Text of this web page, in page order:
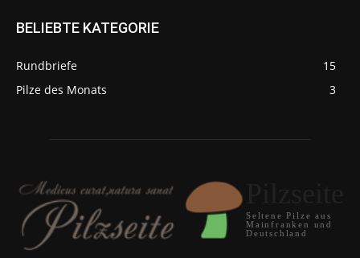
BELIEBTE KATEGORIE
Rundbriefe
15
Pilze des Monats
3
Seltene Pilze aus
Mainfranken und
Deutschland